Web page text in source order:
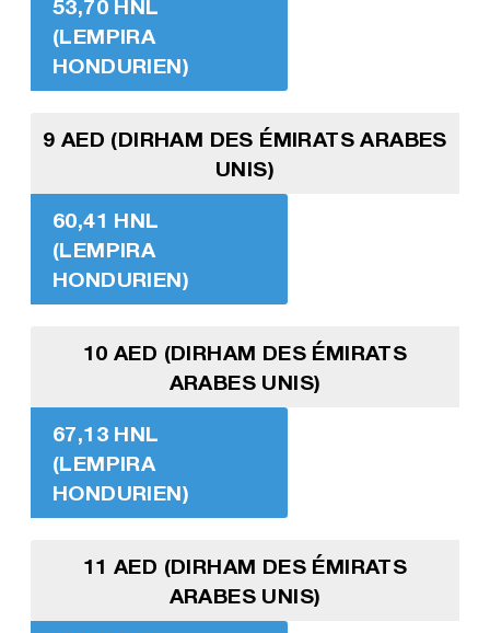
53,70 HNL
(LEMPIRA
HONDURIEN)
9 AED (DIRHAM DES ÉMIRATS ARABES
UNIS)
60,41 HNL
(LEMPIRA
HONDURIEN)
10 AED (DIRHAM DES ÉMIRATS
ARABES UNIS)
67,13 HNL
(LEMPIRA
HONDURIEN)
11 AED (DIRHAM DES ÉMIRATS
ARABES UNIS)